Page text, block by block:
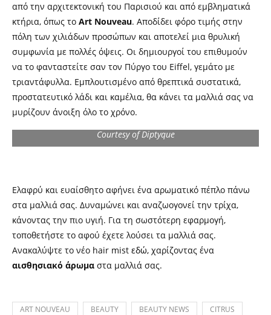
από την αρχιτεκτονική του Παρισιού και από εμβληματικά
κτήρια, όπως το Art Nouveau. Αποδίδει φόρο τιμής στην
πόλη των χιλιάδων προσώπων και αποτελεί μια θρυλική
συμφωνία με πολλές όψεις. Οι δημιουργοί του επιθυμούν
να το φανταστείτε σαν τον Πύργο του Eiffel, γεμάτο με
τριαντάφυλλα. Εμπλουτισμένο από θρεπτικά συστατικά,
προστατευτικό λάδι και καμέλια, θα κάνει τα μαλλιά σας να
μυρίζουν άνοιξη όλο το χρόνο.
Courtesy of Diptyque
Ελαφρύ και ευαίσθητο αφήνει ένα αρωματικό πέπλο πάνω
στα μαλλιά σας. Δυναμώνει και αναζωογονεί την τρίχα,
κάνοντας την πιο υγιή. Για τη σωστότερη εφαρμογή,
τοποθετήστε το αφού έχετε λούσει τα μαλλιά σας.
Ανακαλύψτε το νέο hair mist εδώ, χαρίζοντας ένα
αισθησιακό άρωμα στα μαλλιά σας.
ART NOUVEAU BEAUTY BEAUTY NEWS
CITRUS